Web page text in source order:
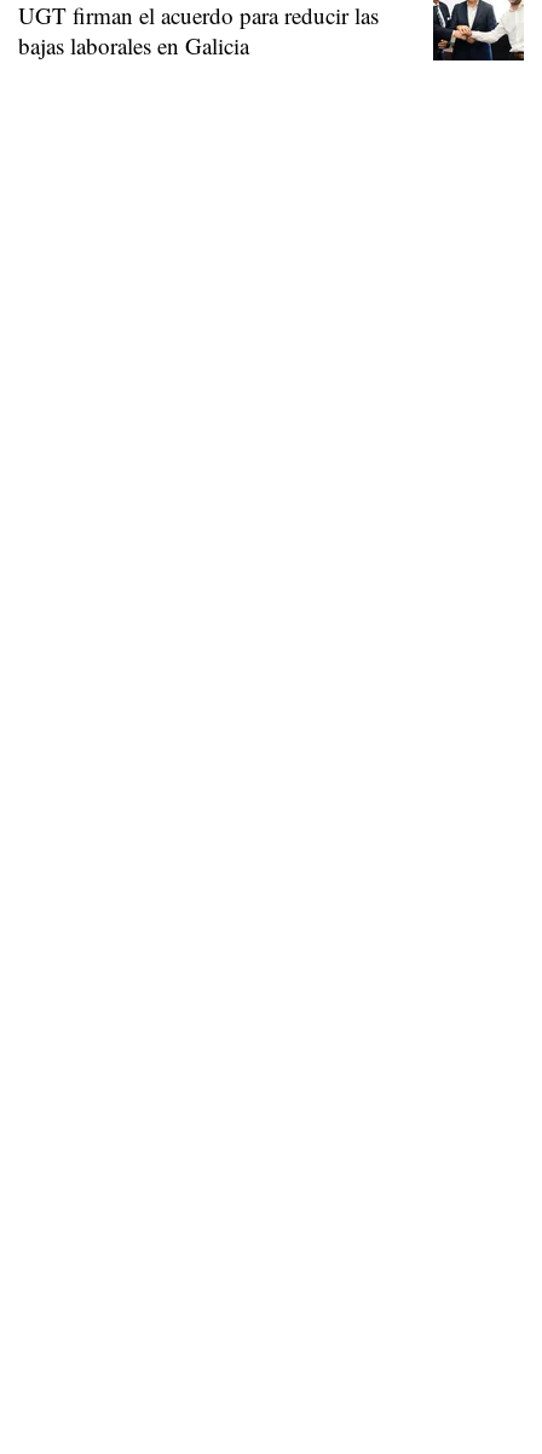
UGT firman el acuerdo para reducir las
bajas laborales en Galicia